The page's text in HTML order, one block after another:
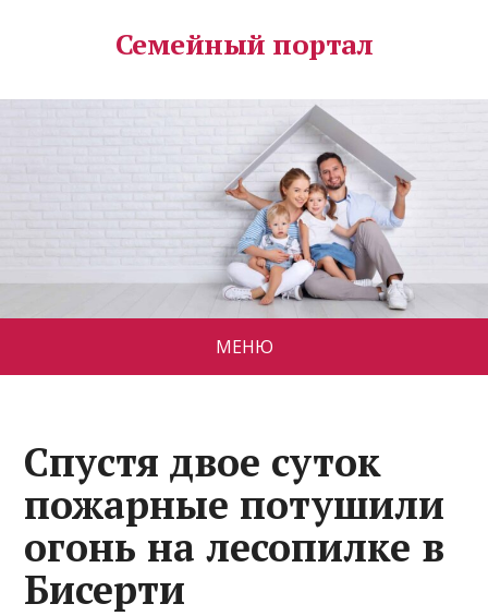
Семейный портал
МЕНЮ
Спустя двое суток
пожарные потушили
огонь на лесопилке в
Бисерти